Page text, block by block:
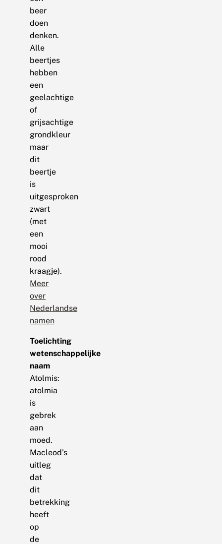
beer
doen
denken.
Alle
beertjes
hebben
een
geelachtige
of
grijsachtige
grondkleur
maar
dit
beertje
is
uitgesproken
zwart
(met
een
mooi
rood
kraagje).
Meer
over
Nederlandse
namen
Toelichting
wetenschappelijke
naam
Atolmis:
atolmia
is
gebrek
aan
moed.
Macleod’s
uitleg
dat
dit
betrekking
heeft
op
de